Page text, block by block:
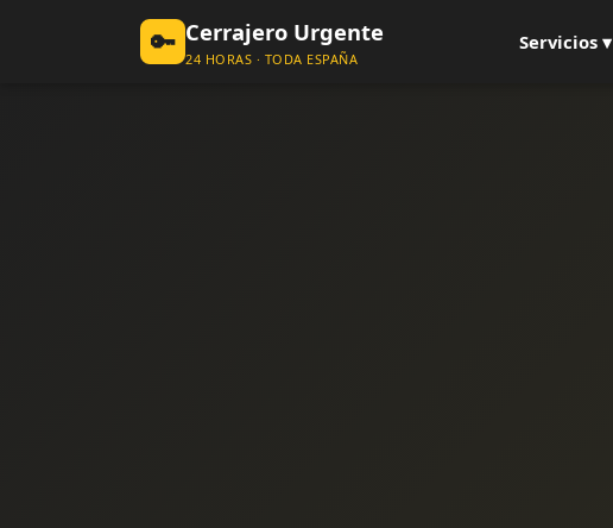
🔑 Cerrajero Urgente
24 HORAS · TODA ESPAÑA
Servicios ▾